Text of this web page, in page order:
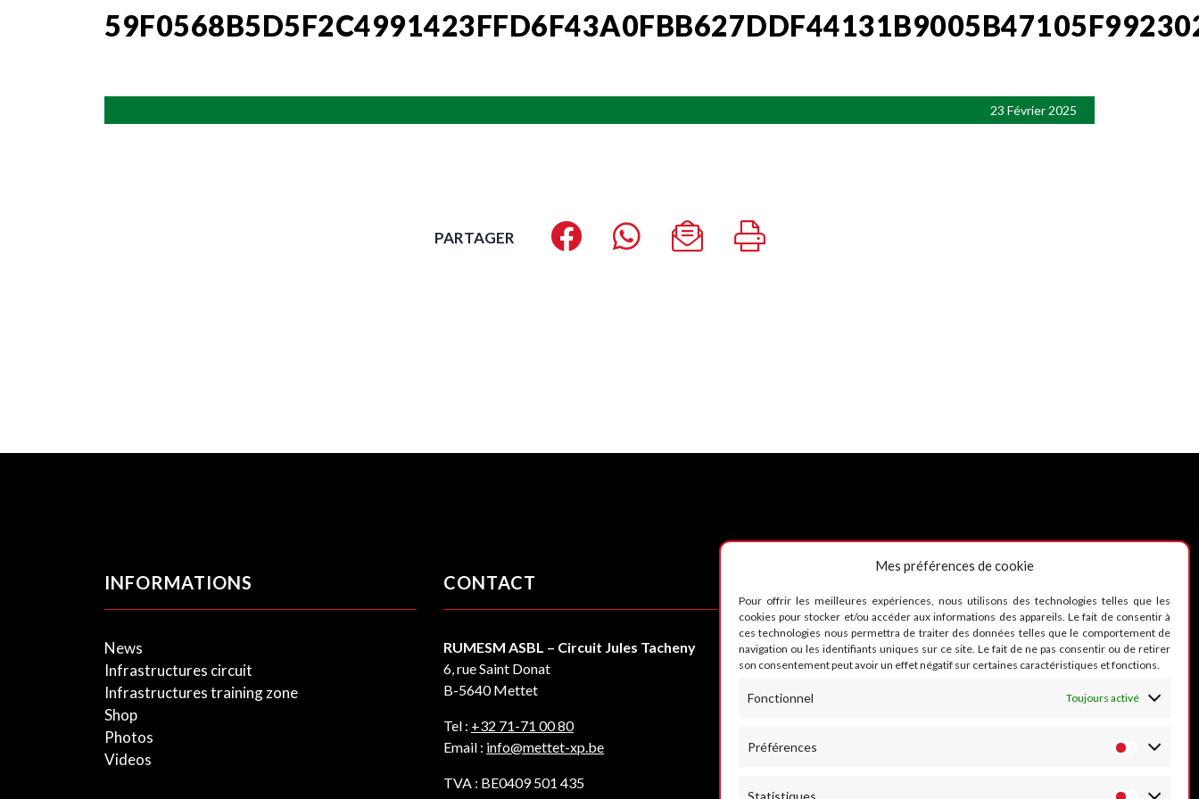
Mes préférences de cookie
Pour offrir les meilleures expériences, nous utilisons des technologies telles que les
cookies pour stocker et/ou accéder aux informations des appareils. Le fait de consentir à
ces technologies nous permettra de traiter des données telles que le comportement de
navigation ou les identifiants uniques sur ce site. Le fait de ne pas consentir ou de retirer
son consentement peut avoir un effet négatif sur certaines caractéristiques et fonctions.
Fonctionnel Toujours activé
Préférences
Statistiques
23 Février 2025
PARTAGER
INFORMATIONS
News
Infrastructures circuit
Infrastructures training zone
Shop
Photos
Videos
CONTACT
RUMESM ASBL – Circuit Jules Tacheny
6, rue Saint Donat
B-5640 Mettet
Tel : +32 71-71 00 80
Email : info@mettet-xp.be
TVA : BE0409 501 435